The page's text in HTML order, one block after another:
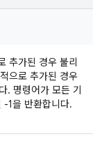
추가된 경우 불리
으로 추가된 경우
. 명령어가 모든 기
1을 반환합니다.